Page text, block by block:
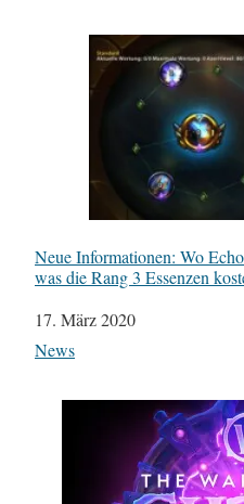
Neue Informationen: Wo
was die Rang 3 Essenzen
Datum
17. März 2020
In Bezug auf
News